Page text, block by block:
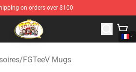
on orders over $100
FGTeeV Merchandise Shop
/FGTeeV Mugs